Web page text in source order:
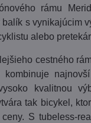
rámu
s vynikajúcim
alebo
cestného
kombinuje
kvalitnou
tak bicykel,
S tubeless-